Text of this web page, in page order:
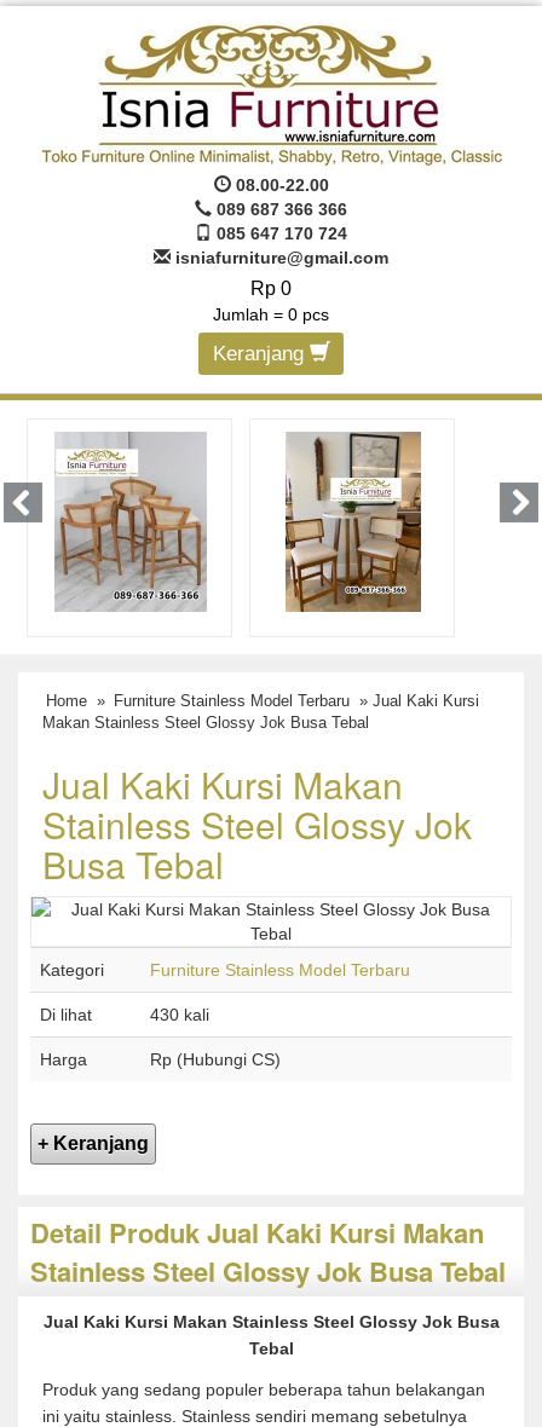
08.00-22.00
089 687 366 366
085 647 170 724
isniafurniture@gmail.com
Rp 0
Jumlah = 0 pcs
Keranjang
Home » Furniture Stainless Model Terbaru » Jual Kaki Kursi
Makan Stainless Steel Glossy Jok Busa Tebal
Jual Kaki Kursi Makan
Stainless Steel Glossy Jok
Busa Tebal
Kategori Furniture Stainless Model Terbaru
Di lihat 430 kali
Harga Rp (Hubungi CS)
Detail Produk Jual Kaki Kursi Makan
Stainless Steel Glossy Jok Busa Tebal
Jual Kaki Kursi Makan Stainless Steel Glossy Jok Busa
Tebal
Produk yang sedang populer beberapa tahun belakangan
ini yaitu stainless. Stainless sendiri memang sebetulnya